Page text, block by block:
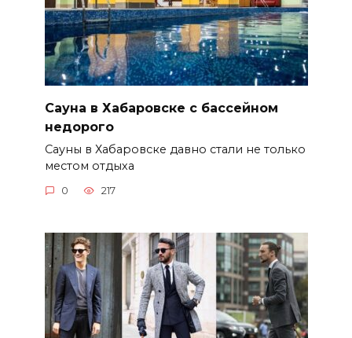
Сауна в Хабаровске с бассейном
недорого
Сауны в Хабаровске давно стали не только
местом отдыха
0 217